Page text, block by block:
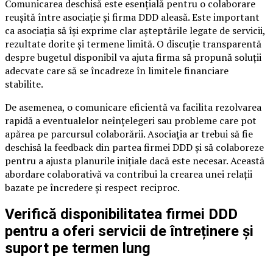
Comunicarea deschisă este esențială pentru o colaborare
reușită între asociație și firma DDD aleasă. Este important
ca asociația să își exprime clar așteptările legate de servicii,
rezultate dorite și termene limită. O discuție transparentă
despre bugetul disponibil va ajuta firma să propună soluții
adecvate care să se încadreze în limitele financiare
stabilite.
De asemenea, o comunicare eficientă va facilita rezolvarea
rapidă a eventualelor neînțelegeri sau probleme care pot
apărea pe parcursul colaborării. Asociația ar trebui să fie
deschisă la feedback din partea firmei DDD și să colaboreze
pentru a ajusta planurile inițiale dacă este necesar. Această
abordare colaborativă va contribui la crearea unei relații
bazate pe încredere și respect reciproc.
Verifică disponibilitatea firmei DDD
pentru a oferi servicii de întreținere și
suport pe termen lung